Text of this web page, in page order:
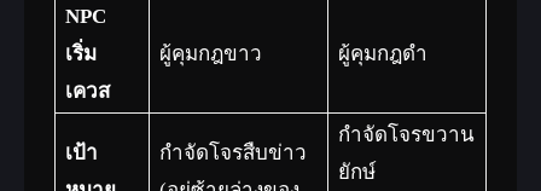
NPC
เริ่ม
เควส
ผู้คุมกฎขาว ผู้คุมกฎดำ
เป้า
กำจัดโจรสืบข่าว
กำจัดโจรขวาน
ยักษ์